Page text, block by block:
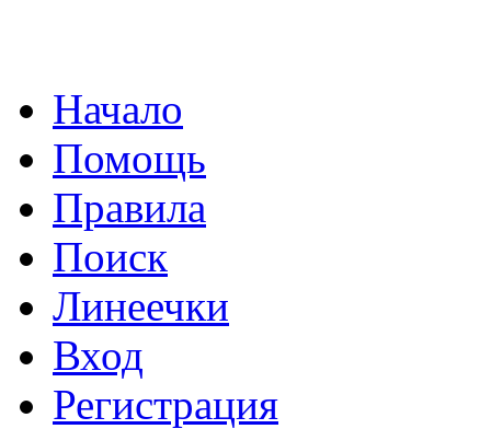
Начало
Помощь
Правила
Поиск
Линеечки
Вход
Регистрация